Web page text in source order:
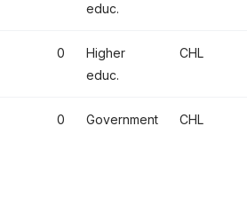
educ.
0
Higher
educ.
CHL
0 Government CHL